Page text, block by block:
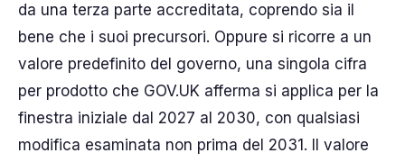
da una terza parte accreditata, coprendo sia il
bene che i suoi precursori. Oppure si ricorre a un
valore predefinito del governo, una singola cifra
per prodotto che GOV.UK afferma si applica per la
finestra iniziale dal 2027 al 2030, con qualsiasi
modifica esaminata non prima del 2031. Il valore